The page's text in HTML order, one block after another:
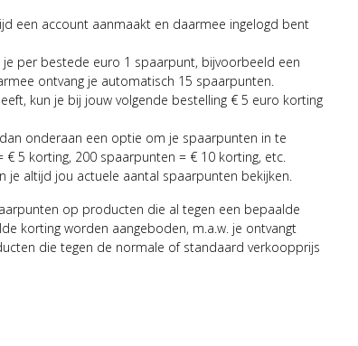
een account aanmaakt en daarmee ingelogd bent
je per bestede euro 1 spaarpunt, bijvoorbeeld een
ontvang je automatisch 15 spaarpunten.
kun je bij jouw volgende bestelling € 5 euro korting
onderaan een optie om je spaarpunten in te
5 korting, 200 spaarpunten = € 10 korting, etc.
je altijd jou actuele aantal spaarpunten bekijken.
op producten die al tegen een bepaalde
korting worden aangeboden, m.a.w. je ontvangt
die tegen de normale of standaard verkoopprijs